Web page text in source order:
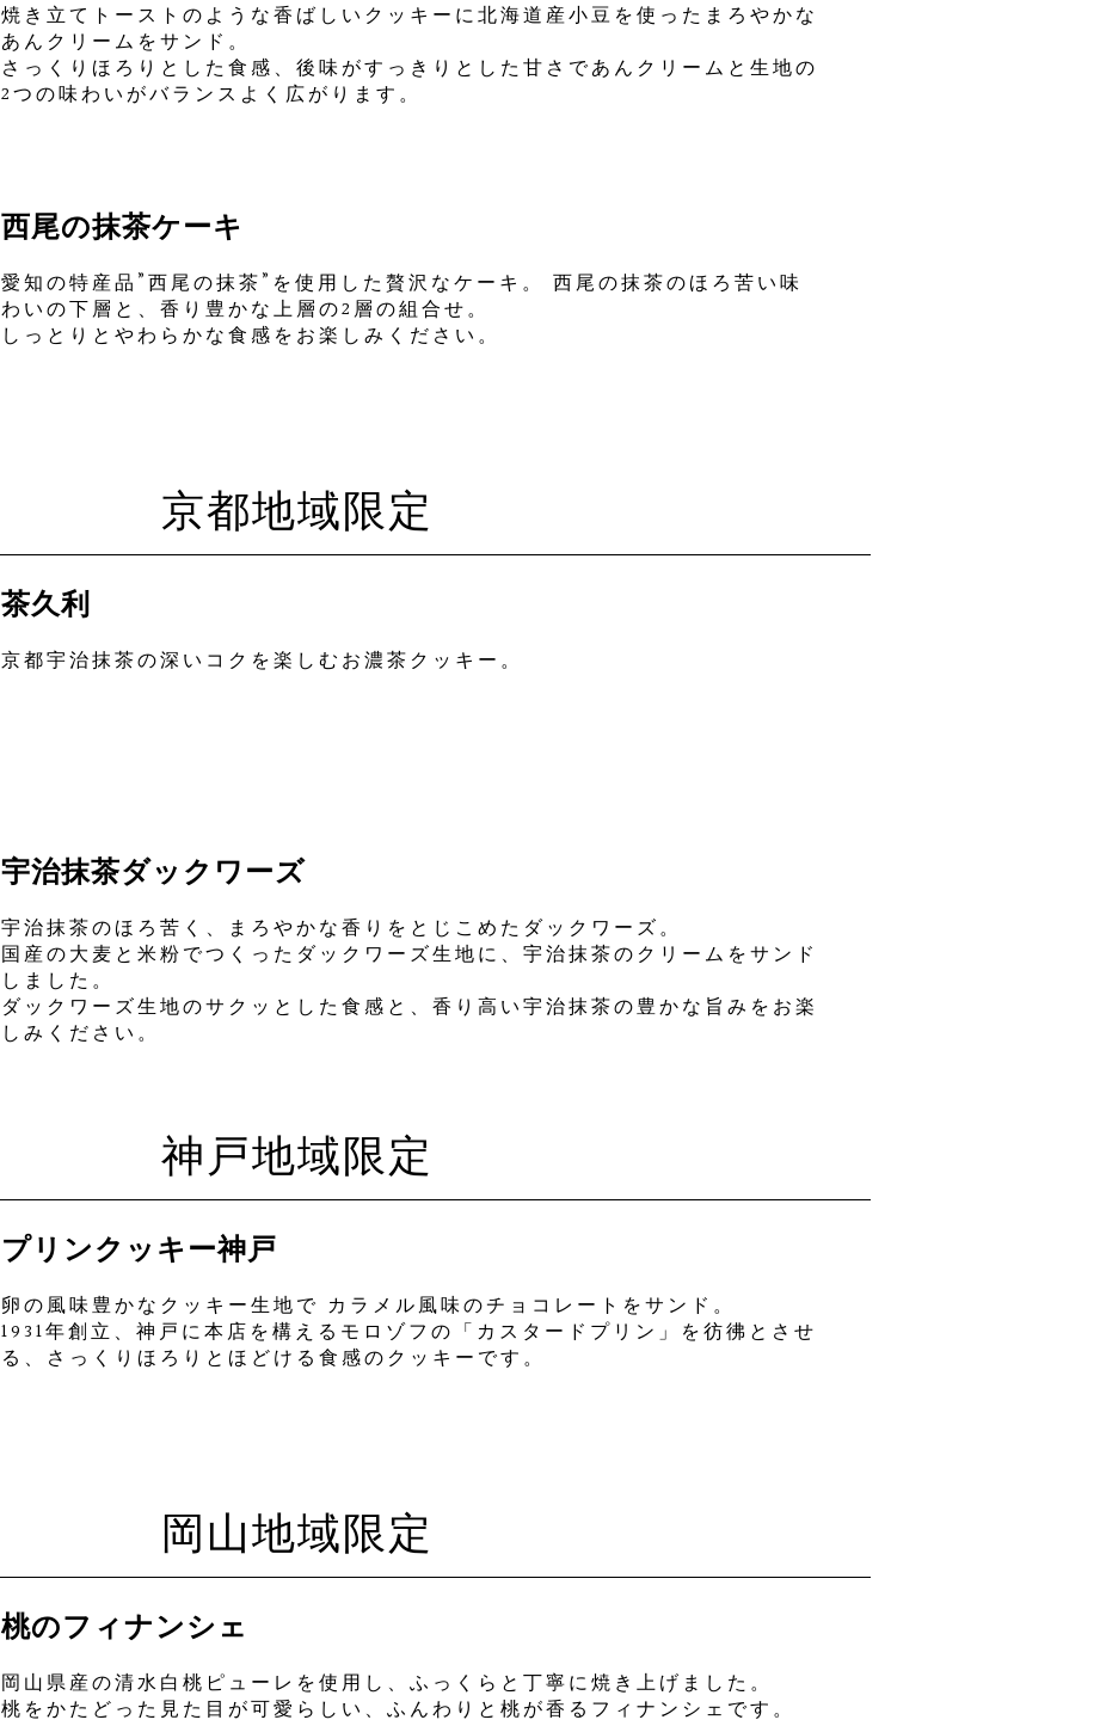
焼き立てトーストのような香ばしいクッキーに北海道産小豆を使ったまろやかな
あんクリームをサンド。
さっくりほろりとした食感、後味がすっきりとした甘さであんクリームと生地の
2つの味わいがバランスよく広がります。
西尾の抹茶ケーキ
愛知の特産品”西尾の抹茶”を使用した贅沢なケーキ。 西尾の抹茶のほろ苦い味
わいの下層と、香り豊かな上層の2層の組合せ。
しっとりとやわらかな食感をお楽しみください。
京都地域限定
茶久利
京都宇治抹茶の深いコクを楽しむお濃茶クッキー。
宇治抹茶ダックワーズ
宇治抹茶のほろ苦く、まろやかな香りをとじこめたダックワーズ。
国産の大麦と米粉でつくったダックワーズ生地に、宇治抹茶のクリームをサンド
しました。
ダックワーズ生地のサクッとした食感と、香り高い宇治抹茶の豊かな旨みをお楽
しみください。
神戸地域限定
プリンクッキー神戸
卵の風味豊かなクッキー生地で カラメル風味のチョコレートをサンド。
1931年創立、神戸に本店を構えるモロゾフの「カスタードプリン」を彷彿とさせ
る、さっくりほろりとほどける食感のクッキーです。
岡山地域限定
桃のフィナンシェ
岡山県産の清水白桃ピューレを使用し、ふっくらと丁寧に焼き上げました。
桃をかたどった見た目が可愛らしい、ふんわりと桃が香るフィナンシェです。